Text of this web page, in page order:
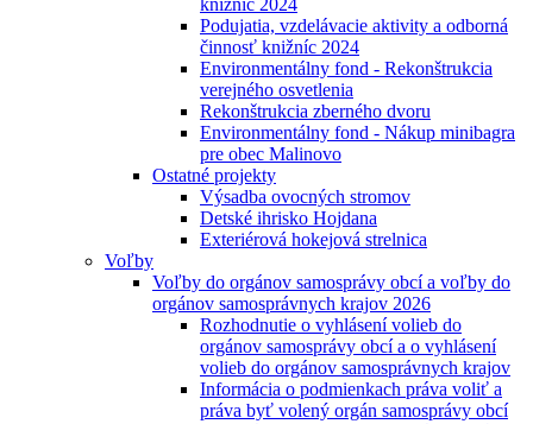
knižníc 2024
Podujatia, vzdelávacie aktivity a odborná
činnosť knižníc 2024
Environmentálny fond - Rekonštrukcia
verejného osvetlenia
Rekonštrukcia zberného dvoru
Environmentálny fond - Nákup minibagra
pre obec Malinovo
Ostatné projekty
Výsadba ovocných stromov
Detské ihrisko Hojdana
Exteriérová hokejová strelnica
Voľby
Voľby do orgánov samosprávy obcí a voľby do
orgánov samosprávnych krajov 2026
Rozhodnutie o vyhlásení volieb do
orgánov samosprávy obcí a o vyhlásení
volieb do orgánov samosprávnych krajov
Informácia o podmienkach práva voliť a
práva byť volený orgán samosprávy obcí